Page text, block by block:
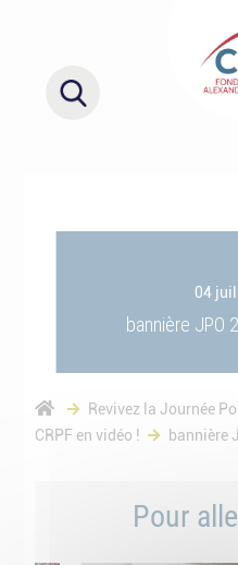
04
bannière JPO
Revivez la Journée
CRPF en vidéo !
bannière
Pour